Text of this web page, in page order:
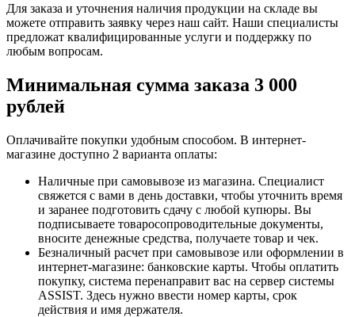
Для заказа и уточнения наличия продукции на складе вы
можете отправить заявку через наш сайт. Наши специалисты
предложат квалифицированные услуги и поддержку по
любым вопросам.
Минимальная сумма заказа 3 000
рублей
Оплачивайте покупки удобным способом. В интернет-
магазине доступно 2 варианта оплаты:
Наличные при самовывозе из магазина. Специалист
свяжется с вами в день доставки, чтобы уточнить время
и заранее подготовить сдачу с любой купюры. Вы
подписываете товаросопроводительные документы,
вносите денежные средства, получаете товар и чек.
Безналичный расчет при самовывозе или оформлении в
интернет-магазине: банковские карты. Чтобы оплатить
покупку, система перенаправит вас на сервер системы
ASSIST. Здесь нужно ввести номер карты, срок
действия и имя держателя.